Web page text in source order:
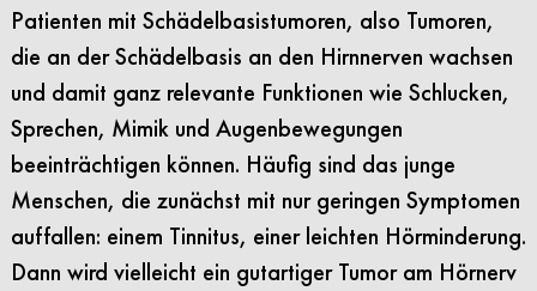
Patienten mit Schädelbasistumoren, also Tumoren,
die an der Schädelbasis an den Hirnnerven wachsen
und damit ganz relevante Funktionen wie Schlucken,
Sprechen, Mimik und Augenbewegungen
beeinträchtigen können. Häufig sind das junge
Menschen, die zunächst mit nur geringen Symptomen
auffallen: einem Tinnitus, einer leichten Hörminderung.
Dann wird vielleicht ein gutartiger Tumor am Hörnerv